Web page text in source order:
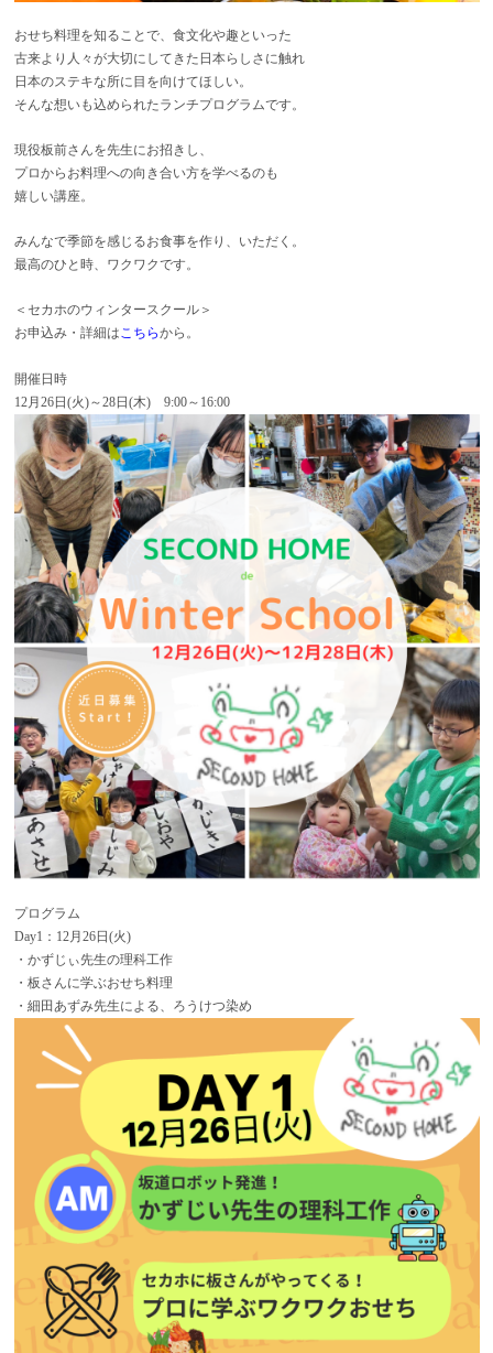
おせち料理を知ることで、食文化や趣といった
古来より人々が大切にしてきた日本らしさに触れ
日本のステキな所に目を向けてほしい。
そんな想いも込められたランチプログラムです。
現役板前さんを先生にお招きし、
プロからお料理への向き合い方を学べるのも
嬉しい講座。
みんなで季節を感じるお食事を作り、いただく。
最高のひと時、ワクワクです。
＜セカホのウィンタースクール＞
お申込み・詳細はこちらから。
開催日時
12月26日(火)～28日(木) 9:00～16:00
プログラム
Day1：12月26日(火)
・かずじぃ先生の理科工作
・板さんに学ぶおせち料理
・細田あずみ先生による、ろうけつ染め